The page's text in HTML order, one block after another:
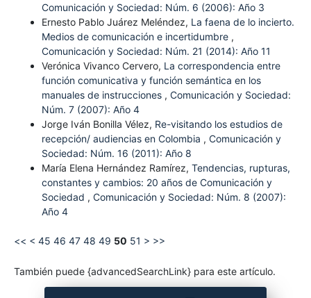
Comunicación y Sociedad: Núm. 6 (2006): Año 3
Ernesto Pablo Juárez Meléndez, La faena de lo incierto.
Medios de comunicación e incertidumbre ,
Comunicación y Sociedad: Núm. 21 (2014): Año 11
Verónica Vivanco Cervero, La correspondencia entre
función comunicativa y función semántica en los
manuales de instrucciones , Comunicación y Sociedad:
Núm. 7 (2007): Año 4
Jorge Iván Bonilla Vélez, Re-visitando los estudios de
recepción/ audiencias en Colombia , Comunicación y
Sociedad: Núm. 16 (2011): Año 8
María Elena Hernández Ramírez, Tendencias, rupturas,
constantes y cambios: 20 años de Comunicación y
Sociedad , Comunicación y Sociedad: Núm. 8 (2007):
Año 4
<< < 45 46 47 48 49 50 51 > >>
También puede {advancedSearchLink} para este artículo.